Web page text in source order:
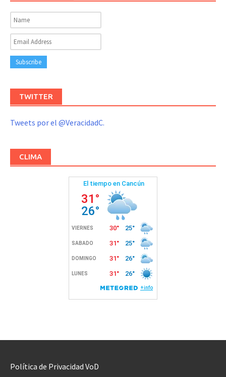
TWITTER
Tweets por el @VeracidadC.
CLIMA
Política de Privacidad VoD